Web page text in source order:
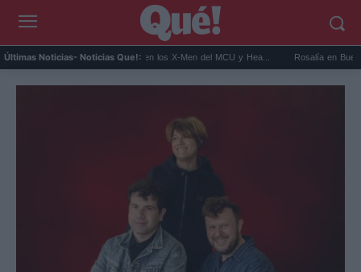
Últimas Noticias- Noticias Que!:
Kit Connor será Cíclope en los X-Men del MCU y Hea... Rosalía en Buenos